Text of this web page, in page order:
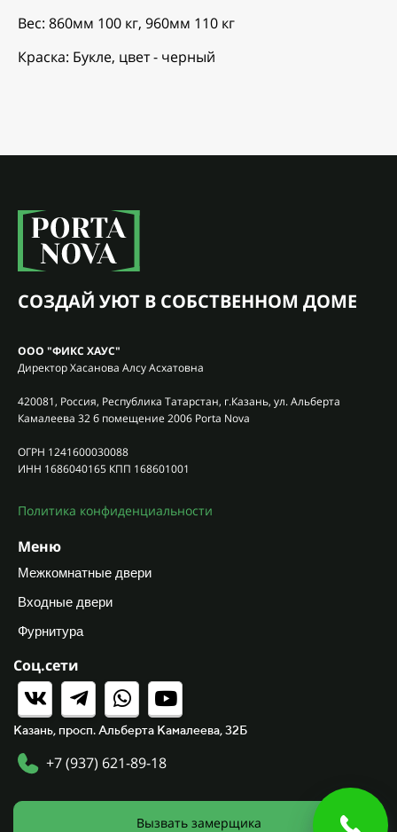
Вес: 860мм 100 кг, 960мм 110 кг
Краска: Букле, цвет - черный
СОЗДАЙ УЮТ В СОБСТВЕННОМ ДОМЕ
ООО "ФИКС ХАУС"
Директор Хасанова Алсу Асхатовна
420081, Россия, Республика Татарстан, г.Казань, ул. Альберта
Камалеева 32 б помещение 2006 Porta Nova
ОГРН 1241600030088
ИНН 1686040165 КПП 168601001
Политика конфиденциальности
Меню
Межкомнатные двери
Входные двери
Фурнитура
Соц.сети
Казань, просп. Альберта Камалеева, 32Б
+7 (937) 621-89-18
Вызвать замерщика